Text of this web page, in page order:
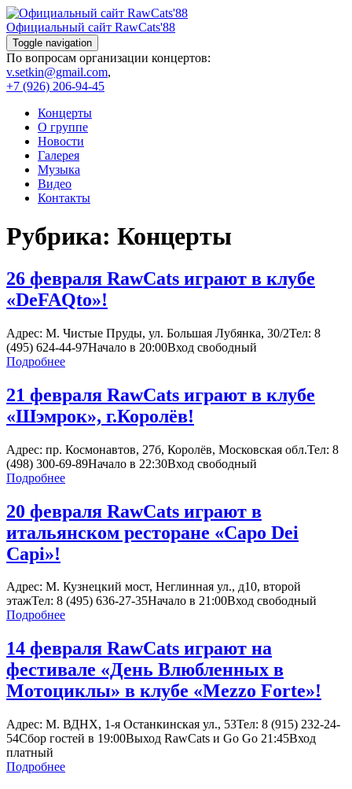
Skip
to
content
Официальный сайт RawCats'88
Toggle navigation
По вопросам организации концертов:
v.setkin@gmail.com,
+7 (926) 206-94-45
Концерты
О группе
Новости
Галерея
Музыка
Видео
Контакты
Рубрика: Концерты
26 февраля RawCats играют в клубе
«DeFAQto»!
Адрес: М. Чистые Пруды, ул. Большая Лубянка, 30/2Тел: 8
(495) 624-44-97Начало в 20:00Вход свободный
Подробнее
21 февраля RawCats играют в клубе
«Шэмрок», г.Королёв!
Адрес: пр. Космонавтов, 27б, Королёв, Московская обл.Тел: 8
(498) 300-69-89Начало в 22:30Вход свободный
Подробнее
20 февраля RawCats играют в
итальянском ресторане «Capo Dei
Capi»!
Адрес: М. Кузнецкий мост, Неглинная ул., д10, второй
этажТел: 8 (495) 636-27-35Начало в 21:00Вход свободный
Подробнее
14 февраля RawCats играют на
фестивале «День Влюбленных в
Мотоциклы» в клубе «Mezzo Forte»!
Адрес: М. ВДНХ, 1-я Останкинская ул., 53Тел: 8 (915) 232-24-
54Сбор гостей в 19:00Выход RawCats и Go Go 21:45Вход
платный
Подробнее